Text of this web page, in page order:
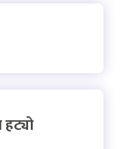
हट्यो